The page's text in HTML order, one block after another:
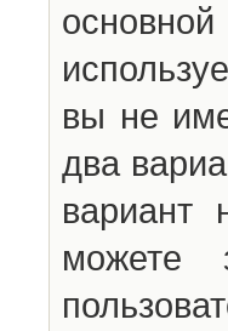
вы не
два
вариант
можете